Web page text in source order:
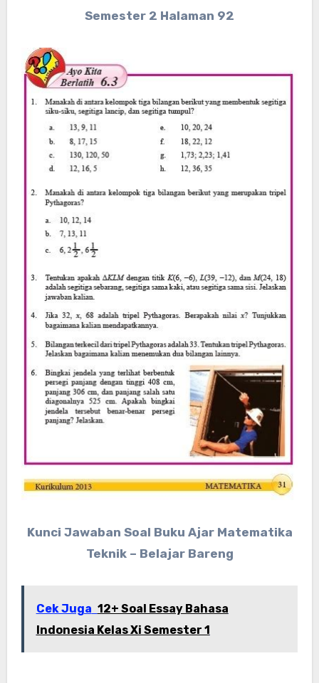
Semester 2 Halaman 92
Kunci Jawaban Soal Buku Ajar Matematika
Teknik – Belajar Bareng
Cek Juga 12+ Soal Essay Bahasa
Indonesia Kelas Xi Semester 1